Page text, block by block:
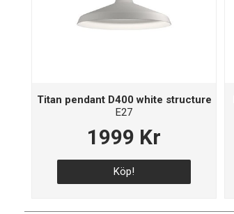
Titan pendant D400 white structure
E27
1999 Kr
Köp!